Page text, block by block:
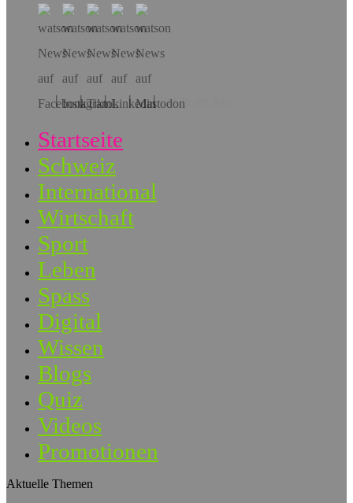
Hol dir die App!
Startseite
Schweiz
International
Wirtschaft
Sport
Leben
Spass
Digital
Wissen
Blogs
Quiz
Videos
Promotionen
Aktuelle Themen